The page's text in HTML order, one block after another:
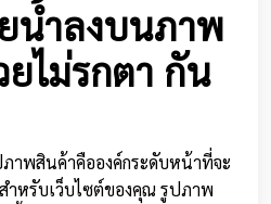
น้ำลงบนภาพ
ไม่รกตา กัน
าพสินค้าคือองค์กระดับหน้าที่จะ
ำหรับเว็บไซต์ของคุณ รูปภาพ